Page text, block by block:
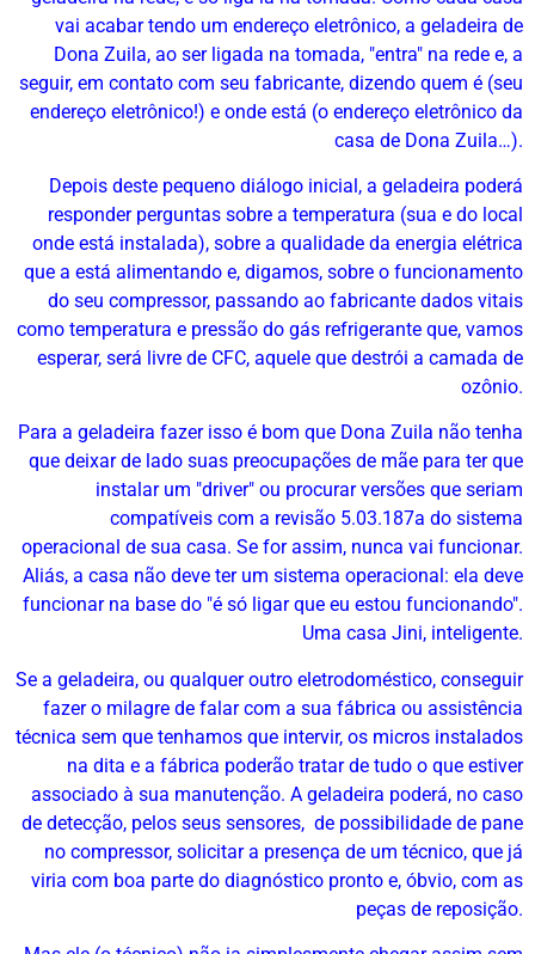
vai acabar tendo um endereço eletrônico, a geladeira de
Dona Zuila, ao ser ligada na tomada, "entra" na rede e, a
seguir, em contato com seu fabricante, dizendo quem é (seu
endereço eletrônico!) e onde está (o endereço eletrônico da
casa de Dona Zuila…).
Depois deste pequeno diálogo inicial, a geladeira poderá
responder perguntas sobre a temperatura (sua e do local
onde está instalada), sobre a qualidade da energia elétrica
que a está alimentando e, digamos, sobre o funcionamento
do seu compressor, passando ao fabricante dados vitais
como temperatura e pressão do gás refrigerante que, vamos
esperar, será livre de CFC, aquele que destrói a camada de
ozônio.
Para a geladeira fazer isso é bom que Dona Zuila não tenha
que deixar de lado suas preocupações de mãe para ter que
instalar um "driver" ou procurar versões que seriam
compatíveis com a revisão 5.03.187a do sistema
operacional de sua casa. Se for assim, nunca vai funcionar.
Aliás, a casa não deve ter um sistema operacional: ela deve
funcionar na base do "é só ligar que eu estou funcionando".
Uma casa Jini, inteligente.
Se a geladeira, ou qualquer outro eletrodoméstico, conseguir
fazer o milagre de falar com a sua fábrica ou assistência
técnica sem que tenhamos que intervir, os micros instalados
na dita e a fábrica poderão tratar de tudo o que estiver
associado à sua manutenção. A geladeira poderá, no caso
de detecção, pelos seus sensores, de possibilidade de pane
no compressor, solicitar a presença de um técnico, que já
viria com boa parte do diagnóstico pronto e, óbvio, com as
peças de reposição.